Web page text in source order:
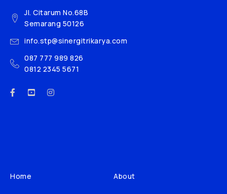
Jl. Citarum No.68B
Semarang 50126
info.stp@sinergitrikarya.com
087 777 989 826
0812 2345 5671
Home About